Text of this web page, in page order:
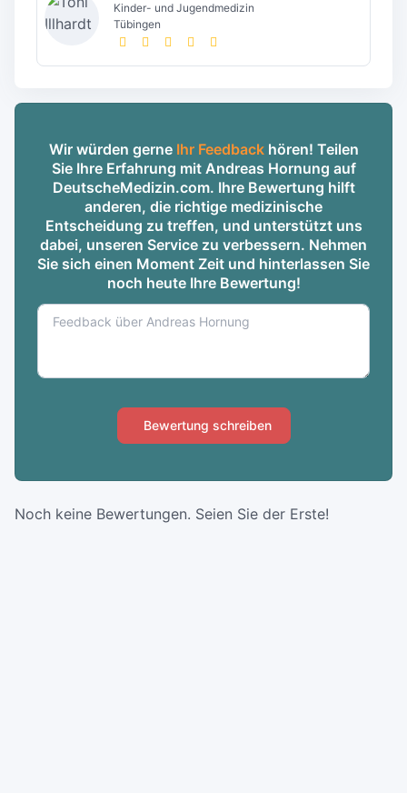
Kinder- und Jugendmedizin
Tübingen
Wir würden gerne Ihr Feedbackhören! Teilen
Sie Ihre Erfahrung mit Andreas Hornung auf
DeutscheMedizin.com. Ihre Bewertung hilft
anderen, die richtige medizinische
Entscheidung zu treffen, und unterstützt uns
dabei, unseren Service zu verbessern. Nehmen
Sie sich einen Moment Zeit und hinterlassen Sie
noch heute Ihre Bewertung!
Bewertung schreiben
Noch keine Bewertungen. Seien Sie der Erste!